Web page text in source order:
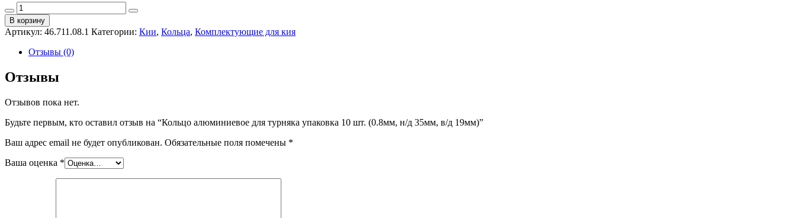
Кольцо
алюминиевое
для
турняка
упаковка
(0.8мм,
д
в/
19мм)
В корзину
Артикул: 46.711.08.1 Категории: Кии, Кольца, Комплектующие для кия
Отзывы (0)
Отзывы
Отзывов пока нет.
Будьте первым, кто оставил отзыв на “Кольцо алюминиевое для турняка упаковка 10 шт. (0.8мм, н/д 35мм, в/д 19мм)”
Ваш адрес email не будет опубликован. Обязательные поля помечены *
Ваша оценка *